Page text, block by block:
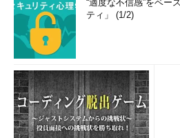
“適度な不信感”をベー
ティ」 (1/2)